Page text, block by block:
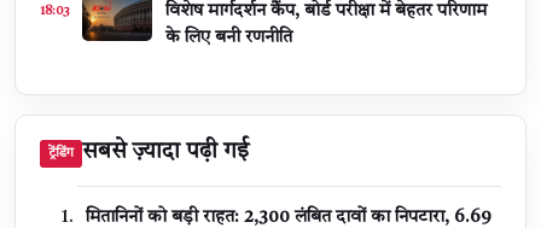
18:03
विशेष मार्गदर्शन कैंप, बोर्ड परीक्षा में बेहतर परिणाम
के लिए बनी रणनीति
ट्रेंडिंग सबसे ज़्यादा पढ़ी गई
मितानिनों को बड़ी राहत: 2,300 लंबित दावों का निपटारा, ₹6.69